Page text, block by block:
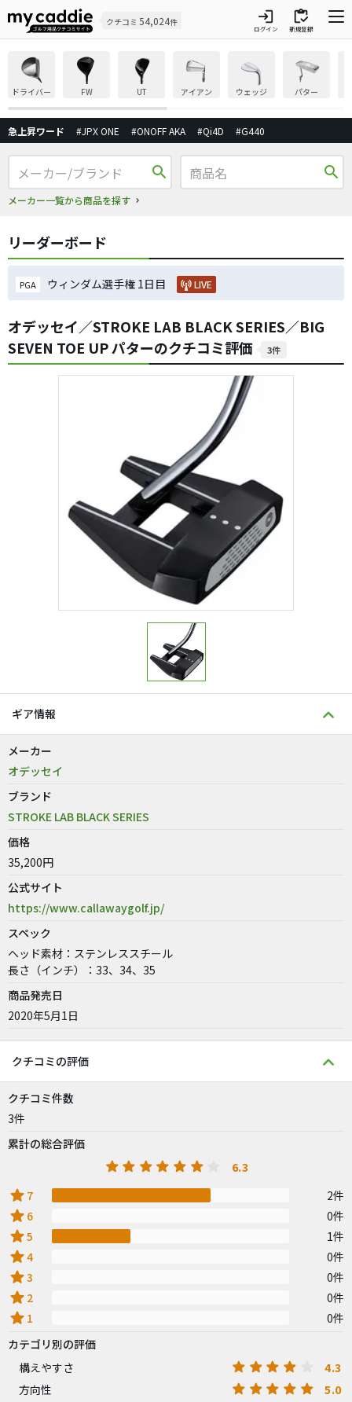
クチコミ 54,024件 login
ログイン
inventory
新規登録
ドライバー FW UT アイアン ウェッジ パター
急上昇ワード #JPX ONE #ONOFF AKA #Qi4D #G440
search
メーカー一覧から商品を探す
search
リーダーボード
PGA ウィンダム選手権 1日目 LIVE
オデッセイ／STROKE LAB BLACK SERIES／BIG
SEVEN TOE UP パターのクチコミ評価
3件
ギア情報
メーカー
オデッセイ
ブランド
STROKE LAB BLACK SERIES
価格
35,200円
公式サイト
https://www.callawaygolf.jp/
スペック
ヘッド素材：ステンレススチール
長さ（インチ）：33、34、35
商品発売日
2020年5月1日
クチコミの評価
クチコミ件数
3件
累計の総合評価
6.3
star 7 2件
star 6 0件
star5 1件
star4 0件
star3 0件
star 2 0件
star 1
0件
カテゴリ別の評価
構えやすさ
4.3
方向性 5.0